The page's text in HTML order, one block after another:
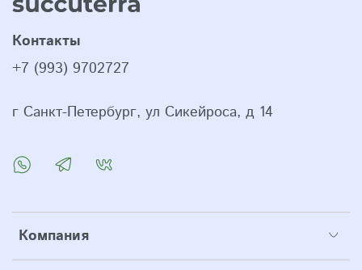
Компания
Контакты
+7 (993) 9702727
г Санкт-Петербург, ул Сикейроса, д 14